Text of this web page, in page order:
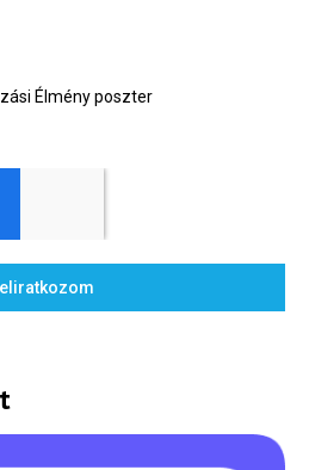
Élmény poszter